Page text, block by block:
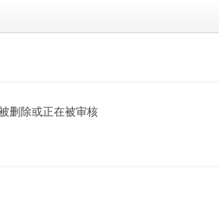
删除或正在被审核